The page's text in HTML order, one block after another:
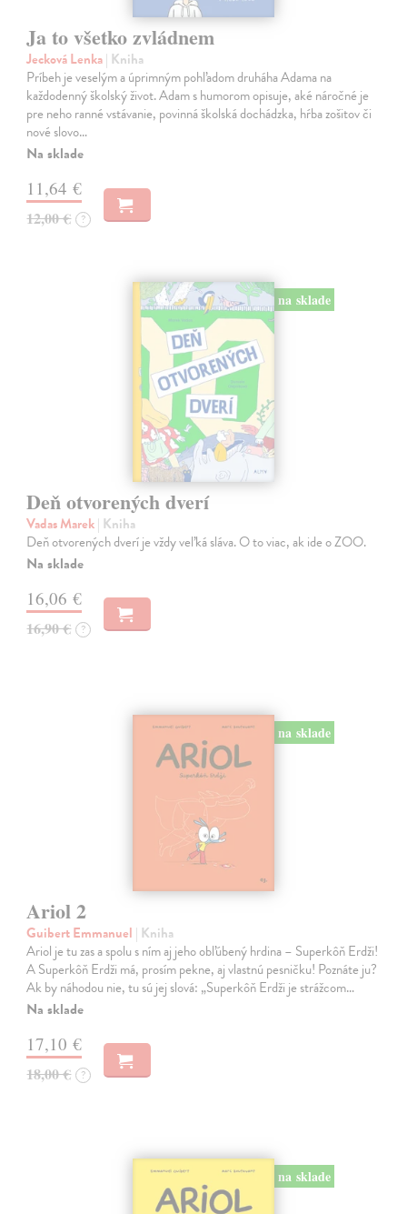
Ja to všetko zvládnem
Jecková Lenka| Kniha
Príbeh je veselým a úprimným pohľadom druháha Adama na
každodenný školský život. Adam s humorom opisuje, aké náročné je
pre neho ranné vstávanie, povinná školská dochádzka, hŕba zošitov či
nové slovo…
Na sklade
11,64 €
12,00 € ?
na sklade
Deň otvorených dverí
Vadas Marek| Kniha
Deň otvorených dverí je vždy veľká sláva. O to viac, ak ide o ZOO.
Na sklade
16,06 €
16,90 € ?
na sklade
Ariol 2
Guibert Emmanuel | Kniha
Ariol je tu zas a spolu s ním aj jeho obľúbený hrdina – Superkôň Erdži!
A Superkôň Erdži má, prosím pekne, aj vlastnú pesničku! Poznáte ju?
Ak by náhodou nie, tu sú jej slová: „Superkôň Erdži je strážcom…
Na sklade
17,10 €
18,00 € ?
na sklade